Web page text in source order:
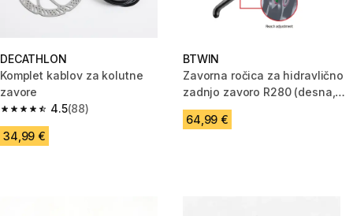
DECATHLON
Komplet kablov za kolutne
zavore
4.5
4.5 od 5 zvezdic from 88 ocene
(88)
34,99 €
BTWIN
Zavorna ročica za hidravlično
zadnjo zavoro R280 (desna,
brez rotorja)
64,99 €